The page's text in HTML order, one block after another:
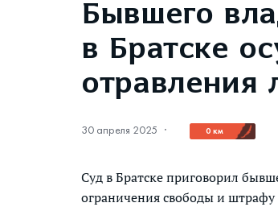
Бывшего
в Братске
отравления
30 апреля 2025 · 0 км
Суд в Братске приговорил
ограничения свободы и штрафу